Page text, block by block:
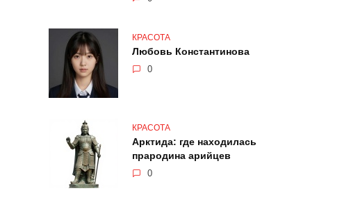
КРАСОТА
Любовь Константинова
0
КРАСОТА
Арктида: где находилась
прародина арийцев
0